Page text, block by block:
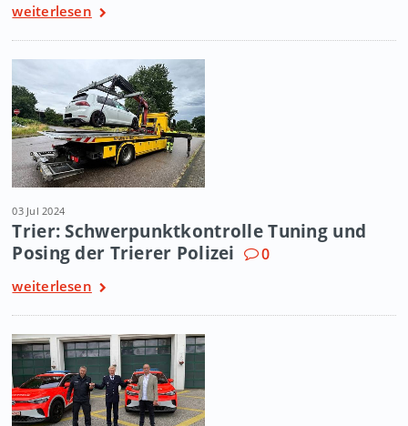
weiterlesen
03 Jul 2024
Trier: Schwerpunktkontrolle Tuning und
Posing der Trierer Polizei
0
weiterlesen